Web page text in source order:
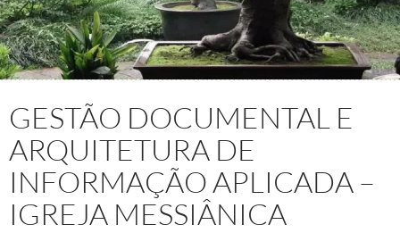
GESTÃO DOCUMENTAL E
ARQUITETURA DE
INFORMAÇÃO APLICADA –
IGREJA MESSIÂNICA